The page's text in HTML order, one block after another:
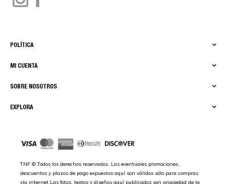
EXPLORA
SOBRE NOSOTROS
MI CUENTA
POLÍTICA
TNF © Todos los derechos reservados. Las eventuales promociones,
descuentos y plazos de pago expuestos aquí son válidos sólo para compras
vía internet.Las fotos, textos y diseños aquí publicados son propiedad de la